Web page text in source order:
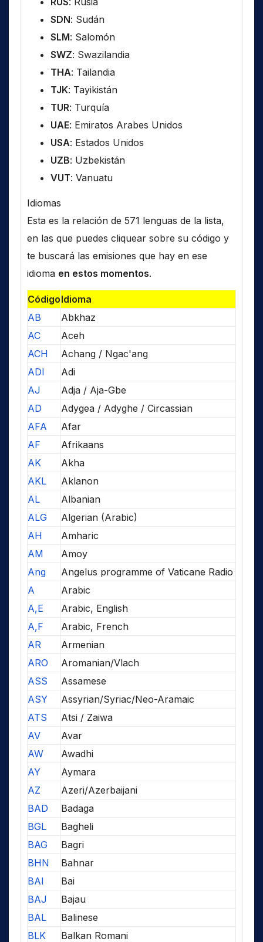
SDN: Sudán
SLM: Salomón
SWZ: Swazilandia
THA: Tailandia
TJK: Tayikistán
TUR: Turquía
UAE: Emiratos Arabes Unidos
USA: Estados Unidos
UZB: Uzbekistán
VUT: Vanuatu
Idiomas
Esta es la relación de 571 lenguas de la lista,
en las que puedes cliquear sobre su código y
te buscará las emisiones que hay en ese
idioma en estos momentos.
CódigoIdioma
AB
Abkhaz
AC
Aceh
ACH
Achang / Ngac'ang
ADI
Adi
AJ
Adja / Aja-Gbe
AD
Adygea / Adyghe / Circassian
AFA
Afar
AF
Afrikaans
AK
Akha
AKL
Aklanon
AL
Albanian
ALG
Algerian (Arabic)
AH
Amharic
AM
Amoy
Ang
Angelus programme of Vaticane Radio
A
Arabic
A,E
Arabic, English
A,F
Arabic, French
AR
Armenian
ARO
Aromanian/Vlach
ASS
Assamese
ASY
Assyrian/Syriac/Neo-Aramaic
ATS
Atsi / Zaiwa
AV
Avar
AW
Awadhi
AY
Aymara
AZ
Azeri/Azerbaijani
BAD
Badaga
BGL
Bagheli
BAG
Bagri
BHN
Bahnar
BAI
Bai
BAJ
Bajau
BAL
Balinese
BLK
Balkan Romani